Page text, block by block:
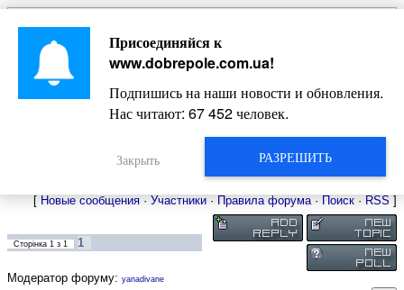
Главная
Новости
Довідкова
Фото
Оголошення
Видео
Жизнь Добропольского края
[ Новые сообщения · Участники · Правила форума· Поиск · RSS ]
Сторінка 1 з 1 1
Модератор форуму: yanadivane
Присоединяйся к
www.dobrepole.com.ua!
Подпишись на наши новости и обновления.
Нас читают: 67 452человек.
РАЗРЕШИТЬ
Закрыть